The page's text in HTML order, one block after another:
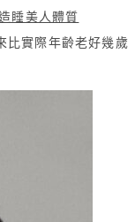
睡美人體質
比實際年齡老好幾歲